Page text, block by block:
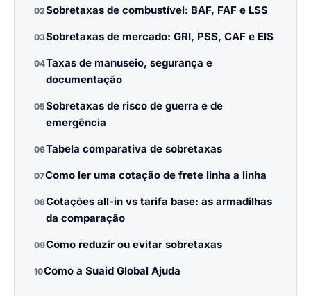
02Sobretaxas de combustível: BAF, FAF e LSS
03Sobretaxas de mercado: GRI, PSS, CAF e EIS
04Taxas de manuseio, segurança e
documentação
05Sobretaxas de risco de guerra e de
emergência
06Tabela comparativa de sobretaxas
07Como ler uma cotação de frete linha a linha
08Cotações all-in vs tarifa base: as armadilhas
da comparação
09Como reduzir ou evitar sobretaxas
10Como a Suaid Global Ajuda